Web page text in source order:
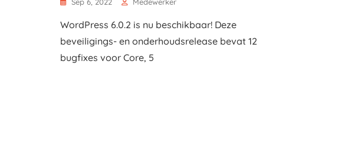
WordPress 6.0.2 is nu beschikbaar! Deze
beveiligings- en onderhoudsrelease bevat 12
bugfixes voor Core, 5